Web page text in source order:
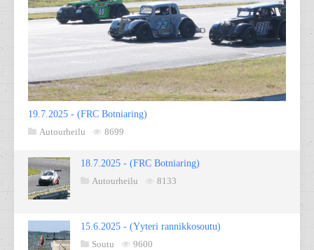
19.7.2025 - (FRC Botniaring)
Autourheilu
8699
18.7.2025 - (FRC Botniaring)
Autourheilu
8133
15.6.2025 - (Yyteri rannikkosoutu)
Soutu
9600